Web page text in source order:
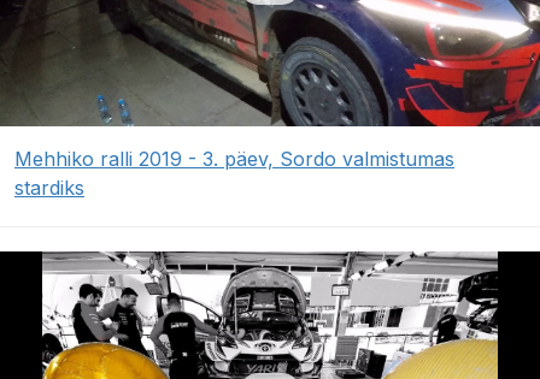
Mehhiko ralli 2019 - 3. päev, Sordo valmistumas
stardiks